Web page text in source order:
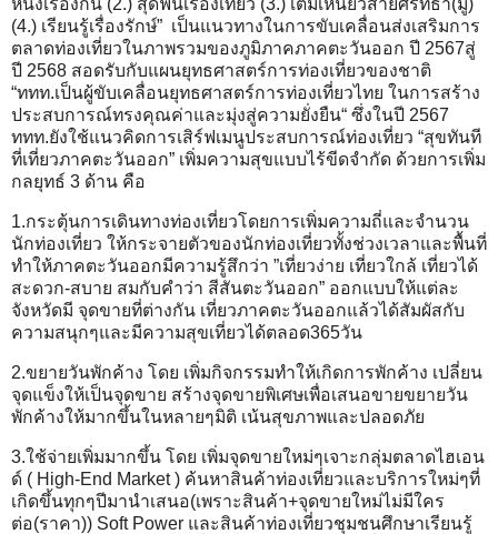
หนึ่งเรื่องกิน (2.) สุดฟินเรื่องเที่ยว (3.) เต็มเหนี่ยวสายศรัทธา(มู)
(4.) เรียนรู้เรื่องรักษ์” เป็นแนวทางในการขับเคลื่อนส่งเสริมการ
ตลาดท่องเที่ยวในภาพรวมของภูมิภาคภาคตะวันออก ปี 2567สู่
ปี 2568 สอดรับกับแผนยุทธศาสตร์การท่องเที่ยวของชาติ
“ททท.เป็นผู้ขับเคลื่อนยุทธศาสตร์การท่องเที่ยวไทย ในการสร้าง
ประสบการณ์ทรงคุณค่าและมุ่งสู่ความยั่งยืน“ ซึ่งในปี 2567
ททท.ยังใช้แนวคิดการเสิร์ฟเมนูประสบการณ์ท่องเที่ยว “สุขทันที
ที่เที่ยวภาคตะวันออก” เพิ่มความสุขแบบไร้ขีดจำกัด ด้วยการเพิ่ม
กลยุทธ์ 3 ด้าน คือ
1.กระตุ้นการเดินทางท่องเที่ยวโดยการเพิ่มความถี่และจำนวน
นักท่องเที่ยว ให้กระจายตัวของนักท่องเที่ยวทั้งช่วงเวลาและพื้นที่
ทำให้ภาคตะวันออกมีความรู้สึกว่า ”เที่ยวง่าย เที่ยวใกล้ เที่ยวได้
สะดวก-สบาย สมกับคำว่า สีสันตะวันออก” ออกแบบให้แต่ละ
จังหวัดมี จุดขายที่ต่างกัน เที่ยวภาคตะวันออกแล้วได้สัมผัสกับ
ความสนุกๆและมีความสุขเที่ยวได้ตลอด365วัน
2.ขยายวันพักค้าง โดย เพิ่มกิจกรรมทำให้เกิดการพักค้าง เปลี่ยน
จุดแข็งให้เป็นจุดขาย สร้างจุดขายพิเศษเพื่อเสนอขายขยายวัน
พักค้างให้มากขึ้นในหลายๆมิติ เน้นสุขภาพและปลอดภัย
3.ใช้จ่ายเพิ่มมากขึ้น โดย เพิ่มจุดขายใหม่ๆเจาะกลุ่มตลาดไฮเอน
ด์ ( High-End Market ) ค้นหาสินค้าท่องเที่ยวและบริการใหม่ๆที่
เกิดขึ้นทุกๆปีมานำเสนอ(เพราะสินค้า+จุดขายใหม่ไม่มีใคร
ต่อ(ราคา)) Soft Power และสินค้าท่องเที่ยวชุมชนศึกษาเรียนรู้